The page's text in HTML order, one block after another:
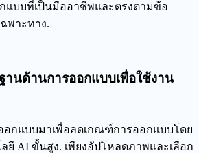
แบบที่เป็นมืออาชีพและตรงตามข้อ
พาะทาง.
านด้านการออกแบบเพื่อใช้งาน
อกแบบมาเพื่อลดเกณฑ์การออกแบบโดย
ยี AI ขั้นสูง. เพียงอัปโหลดภาพและเลือก